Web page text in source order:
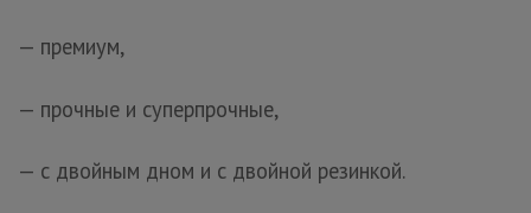
— премиум,
— прочные и суперпрочные,
— с двойным дном и с двойной резинкой.